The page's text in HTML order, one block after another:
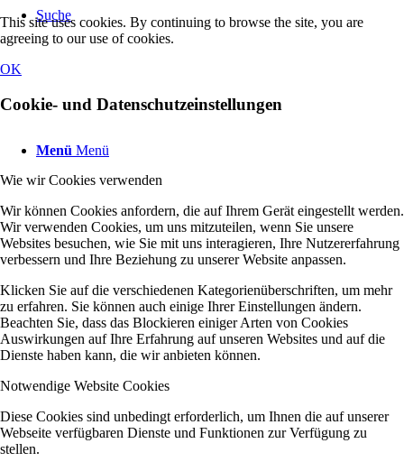
Suche
Menü Menü
This site uses cookies. By continuing to browse the site, you are
agreeing to our use of cookies.
OK
Cookie- und Datenschutzeinstellungen
Wie wir Cookies verwenden
Wir können Cookies anfordern, die auf Ihrem Gerät eingestellt werden.
Wir verwenden Cookies, um uns mitzuteilen, wenn Sie unsere
Websites besuchen, wie Sie mit uns interagieren, Ihre Nutzererfahrung
verbessern und Ihre Beziehung zu unserer Website anpassen.
Klicken Sie auf die verschiedenen Kategorienüberschriften, um mehr
zu erfahren. Sie können auch einige Ihrer Einstellungen ändern.
Beachten Sie, dass das Blockieren einiger Arten von Cookies
Auswirkungen auf Ihre Erfahrung auf unseren Websites und auf die
Dienste haben kann, die wir anbieten können.
Notwendige Website Cookies
Diese Cookies sind unbedingt erforderlich, um Ihnen die auf unserer
Webseite verfügbaren Dienste und Funktionen zur Verfügung zu
stellen.